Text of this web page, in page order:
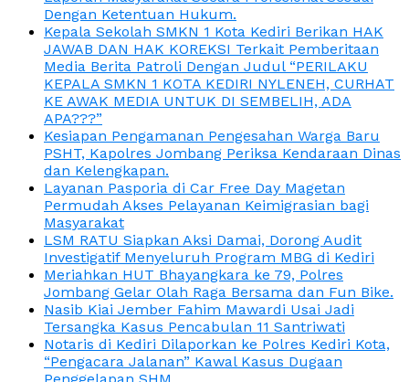
Dengan Ketentuan Hukum.
Kepala Sekolah SMKN 1 Kota Kediri Berikan HAK
JAWAB DAN HAK KOREKSI Terkait Pemberitaan
Media Berita Patroli Dengan Judul “PERILAKU
KEPALA SMKN 1 KOTA KEDIRI NYLENEH, CURHAT
KE AWAK MEDIA UNTUK DI SEMBELIH, ADA
APA???”
Kesiapan Pengamanan Pengesahan Warga Baru
PSHT, Kapolres Jombang Periksa Kendaraan Dinas
dan Kelengkapan.
Layanan Pasporia di Car Free Day Magetan
Permudah Akses Pelayanan Keimigrasian bagi
Masyarakat
LSM RATU Siapkan Aksi Damai, Dorong Audit
Investigatif Menyeluruh Program MBG di Kediri
Meriahkan HUT Bhayangkara ke 79, Polres
Jombang Gelar Olah Raga Bersama dan Fun Bike.
Nasib Kiai Jember Fahim Mawardi Usai Jadi
Tersangka Kasus Pencabulan 11 Santriwati
Notaris di Kediri Dilaporkan ke Polres Kediri Kota,
“Pengacara Jalanan” Kawal Kasus Dugaan